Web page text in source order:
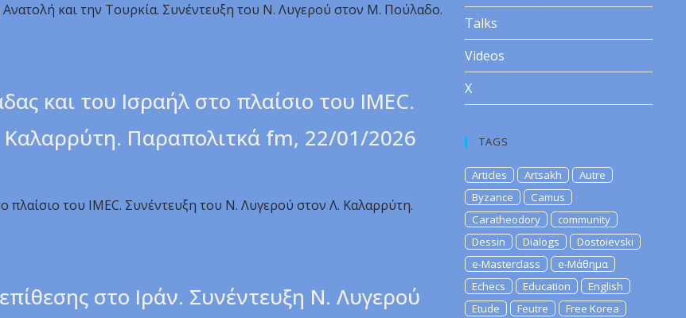
και την Τουρκία. Συνέντευξη του Ν. Λυγερού στον Μ. Πούλαδο.
και του Ισραήλ στο πλαίσιο του IMEC.
Παραπολιτκά fm, 22/01/2026
πλαίσιο του IMEC. Συνέντευξη του Ν. Λυγερού στον Λ. Καλαρρύτη.
στο Ιράν. Συνέντευξη Ν. Λυγερού
Talks
Videos
X
TAGS
Articles Artsakh
Autre
Byzance
Camus
Caratheodory
community
Dessin
Dialogs
Dostoievski
e-Masterclass
e-Μάθημα
Echecs
Education
English
Etude
Feutre
Free Korea